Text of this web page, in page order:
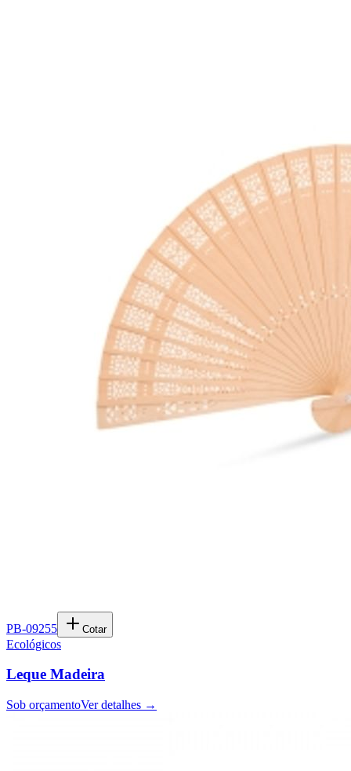
PB-09255 Cotar
Ecológicos
Leque Madeira
Sob orçamentoVer detalhes →